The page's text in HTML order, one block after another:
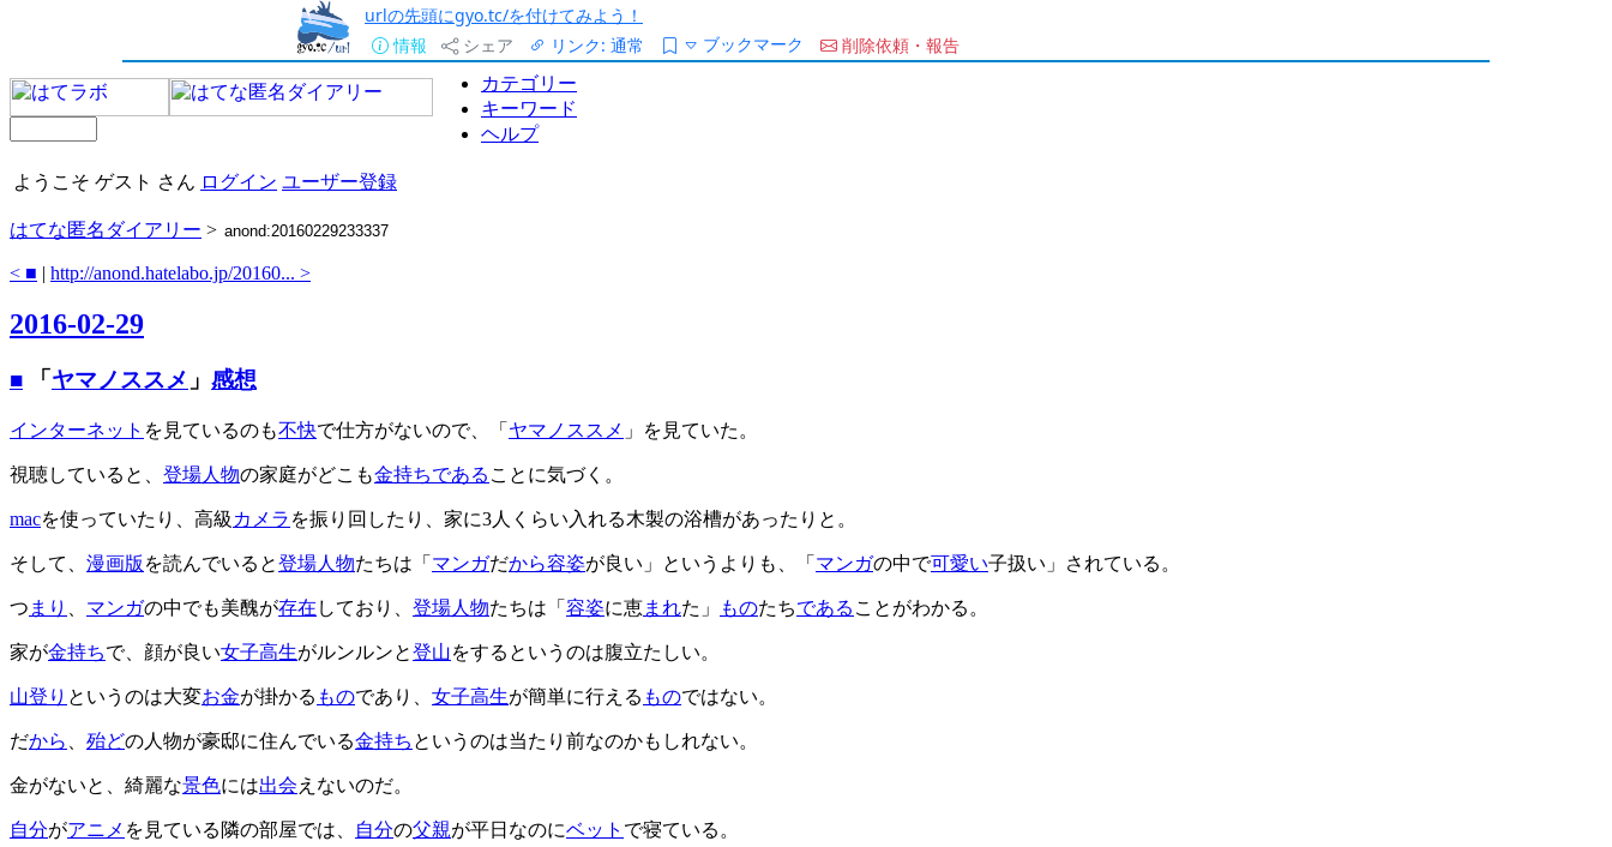
urlの先頭にgyo.tc/を付けてみよう！
情報
シェア リンク: 通常 ブックマーク 削除依頼・報告